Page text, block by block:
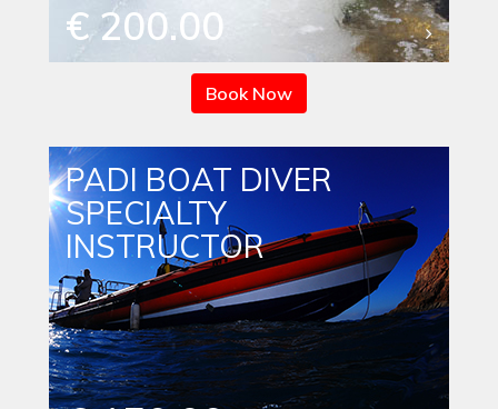
€ 200.00
Book Now
PADI BOAT DIVER
SPECIALTY
INSTRUCTOR